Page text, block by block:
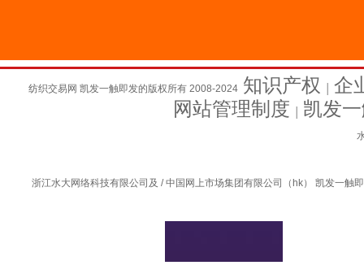
纺织交易网 凯发一触即发的版权所有 2008-2024 知识产权
企
网站管理制度
凯发
浙江水大网络科技有限公司及 / 中国网上市场集团有限公司（hk） 凯发一触